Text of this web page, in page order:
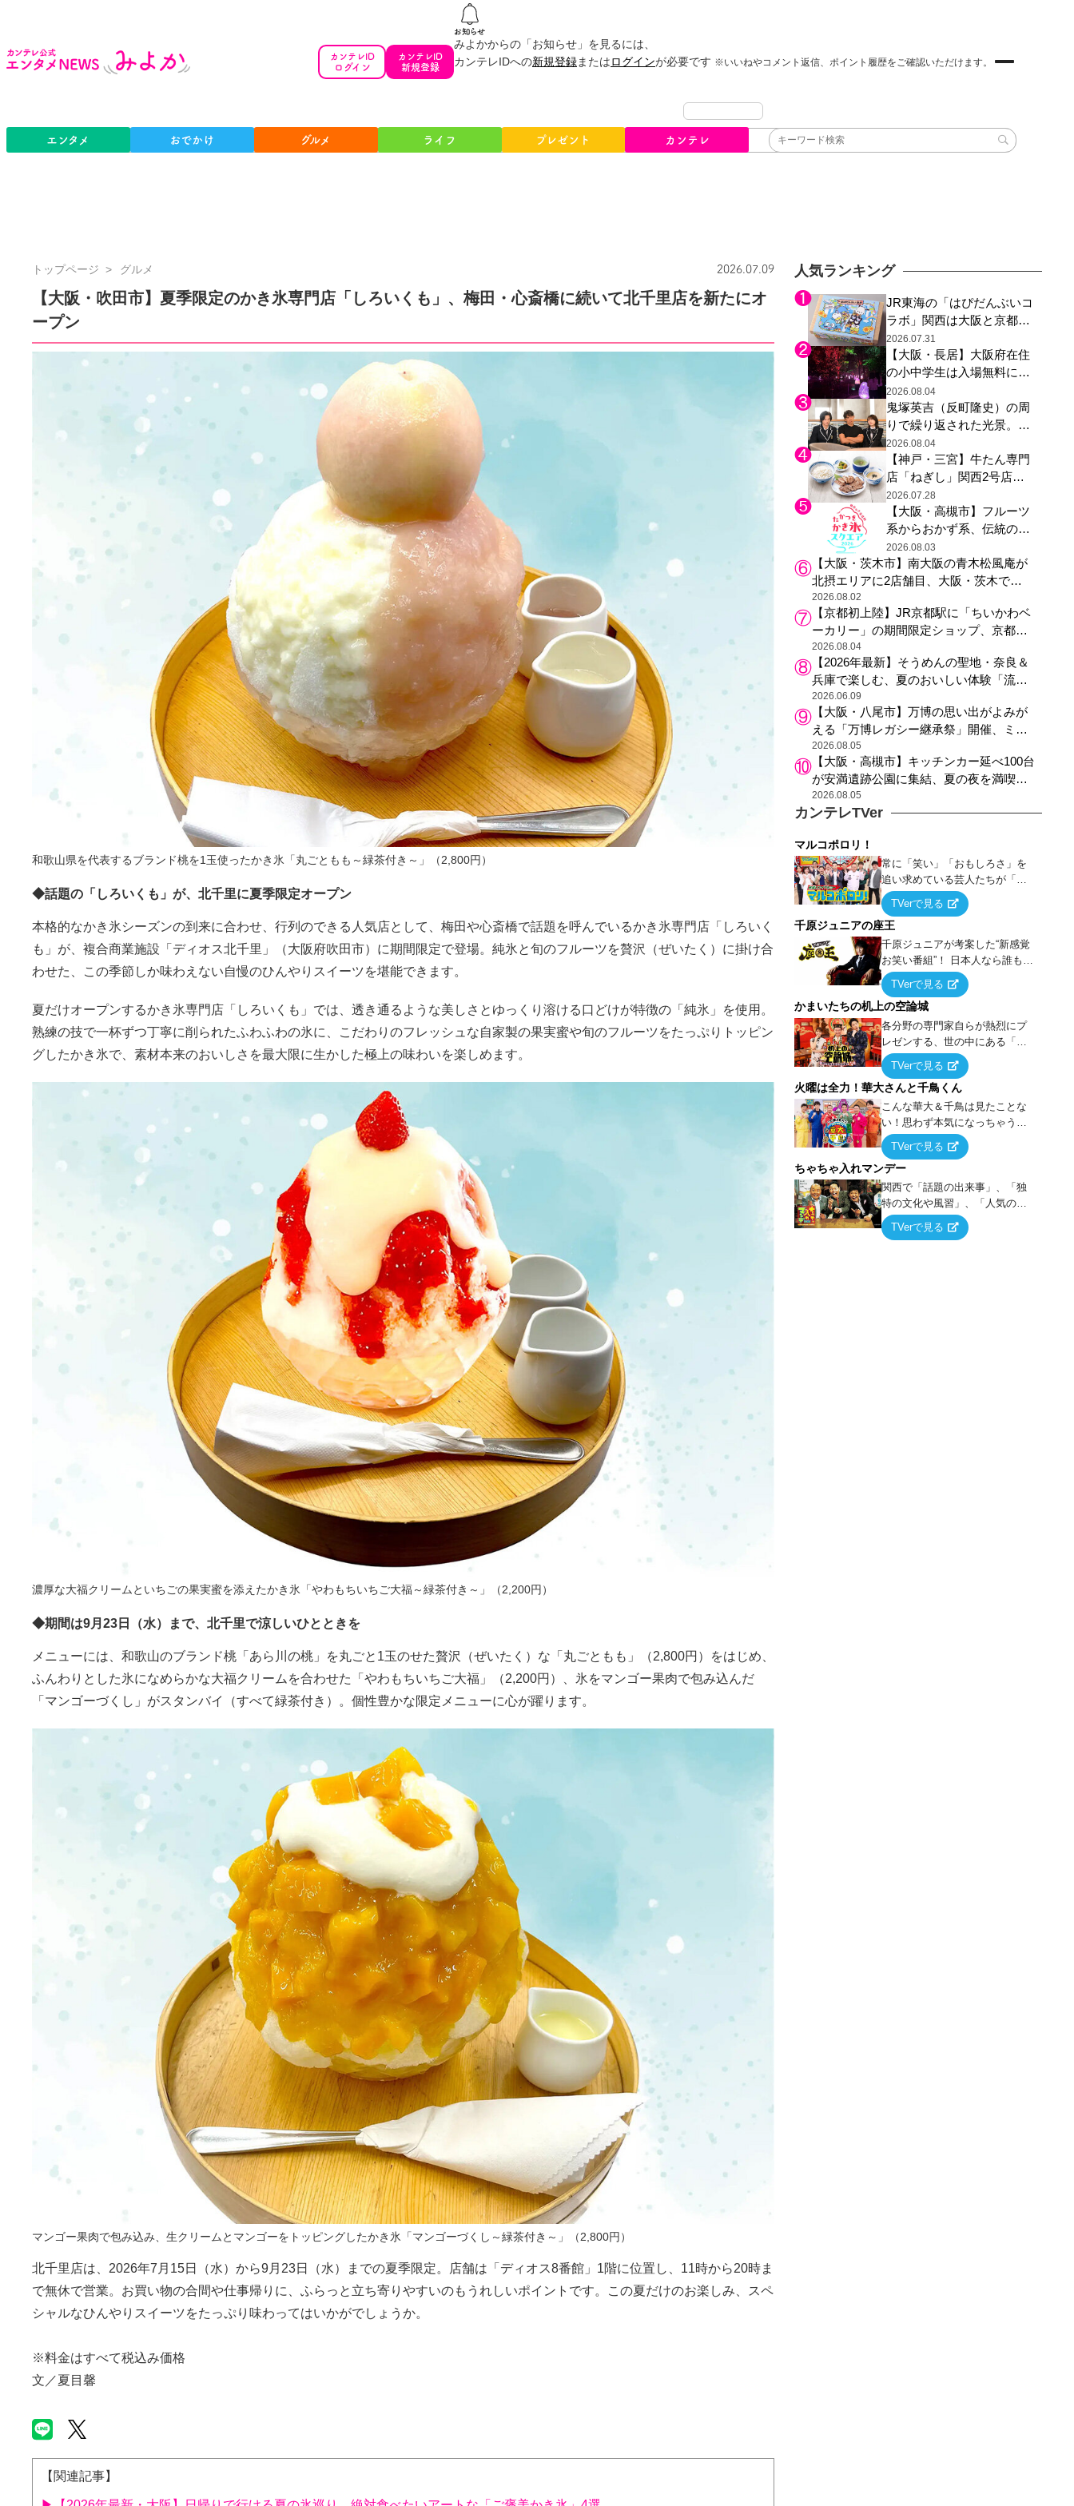
カンテレID
ログイン
カンテレID
新規登録
みよかからの「お知らせ」を見るには、
カンテレIDへの新規登録またはログインが必要です ※いいねやコメント返信、ポイント履歴をご確認いただけます。
エンタメ おでかけ グルメ ライフ プレゼント カンテレ
トップページ カ
テ
「
よ
グルメ 2026.07.09
【大阪・吹田市】夏季限定のかき氷専門店「しろいくも」、梅田・心斎橋に続いて北千里店を新たにオ
ープン
和歌山県を代表するブランド桃を1玉使ったかき氷「丸ごともも～緑茶付き～」（2,800円）
◆話題の「しろいくも」が、北千里に夏季限定オープン
本格的なかき氷シーズンの到来に合わせ、行列のできる人気店として、梅田や心斎橋で話題を呼んでいるかき氷専門店「しろいく
も」が、複合商業施設「ディオス北千里」（大阪府吹田市）に期間限定で登場。純氷と旬のフルーツを贅沢（ぜいたく）に掛け合
わせた、この季節しか味わえない自慢のひんやりスイーツを堪能できます。
夏だけオープンするかき氷専門店「しろいくも」では、透き通るような美しさとゆっくり溶ける口どけが特徴の「純氷」を使用。
熟練の技で一杯ずつ丁寧に削られたふわふわの氷に、こだわりのフレッシュな自家製の果実蜜や旬のフルーツをたっぷりトッピン
グしたかき氷で、素材本来のおいしさを最大限に生かした極上の味わいを楽しめます。
濃厚な大福クリームといちごの果実蜜を添えたかき氷「やわもちいちご大福～緑茶付き～」（2,200円）
◆期間は9月23日（水）まで、北千里で涼しいひとときを
メニューには、和歌山のブランド桃「あら川の桃」を丸ごと1玉のせた贅沢（ぜいたく）な「丸ごともも」（2,800円）をはじめ、
ふんわりとした氷になめらかな大福クリームを合わせた「やわもちいちご大福」（2,200円）、氷をマンゴー果肉で包み込んだ
「マンゴーづくし」がスタンバイ（すべて緑茶付き）。個性豊かな限定メニューに心が躍ります。
マンゴー果肉で包み込み、生クリームとマンゴーをトッピングしたかき氷「マンゴーづくし～緑茶付き～」（2,800円）
北千里店は、2026年7月15日（水）から9月23日（水）までの夏季限定。店舗は「ディオス8番館」1階に位置し、11時から20時ま
で無休で営業。お買い物の合間や仕事帰りに、ふらっと立ち寄りやすいのもうれしいポイントです。この夏だけのお楽しみ、スペ
シャルなひんやりスイーツをたっぷり味わってはいかがでしょうか。
※料金はすべて税込み価格
文／夏目馨
【関連記事】
人気ランキング
JR東海の「はぴだんぶいコ
ラボ」関西は大阪と京都の
み、日焼けしたポチャッコ
らサンリオキャラが描かれ
た駅弁やグッズが登場
2026.07.31
【大阪・長居】大阪府在住
の小中学生は入場無料に、
チームラボが「夏休みの自
由研究の課題に」と「ボタ
ニカルガーデン 大阪」へ招
待
2026.08.04
鬼塚英吉（反町隆史）の周
りで繰り返された光景。ド
ラマ『GTO』第３話で光っ
た演出の巧みさ
2026.08.04
【神戸・三宮】牛たん専門
店「ねぎし」関西2号店が
登場、ファンら「8月が待
ち遠しい」と早くから注目
2026.07.28
【大阪・高槻市】フルーツ
系からおかず系、伝統の天
然氷まで人気店が集結、高
槻阪急スクエアで「かき
氷」祭り
2026.08.03
【大阪・茨木市】南大阪の青木松風庵が
北摂エリアに2店舗目、大阪・茨木で
も“焼きたて”の月化粧が食べられる
2026.08.02
【京都初上陸】JR京都駅に「ちいかわベ
ーカリー」の期間限定ショップ、京都の
銘菓“おたべ”との限定コラボも
2026.08.04
【2026年最新】そうめんの聖地・奈良＆
兵庫で楽しむ、夏のおいしい体験「流し
そうめん体験」おすすめ3選
2026.06.09
【大阪・八尾市】万博の思い出がよみが
える「万博レガシー継承祭」開催、ミャ
クミャク登場、大屋根リング木材展示も
2026.08.05
【大阪・高槻市】キッチンカー延べ100台
が安満遺跡公園に集結、夏の夜を満喫す
る4日間のグルメイベント
2026.08.05
カンテレTVer
マルコポロリ！
常に「笑い」「おもしろさ」を
追い求めている芸人たちが「芸
能界」という大海原に漕ぎ出で
て、新たなオモシロ人間を発掘
する！
TVerで見る
千原ジュニアの座王
千原ジュニアが考案した“新感覚
お笑い番組”！ 日本人なら誰もが
馴染みのある『イス取りゲー
ム』をベースに、大喜利・ギャ
グ・モノボケ・歌…など様々な
お題で芸人がショートネタを競
い合う！
TVerで見る
かまいたちの机上の空論城
各分野の専門家自らが熱烈にプ
レゼンする、世の中にある「試
したことはないが、やってみた
らこうなる！…ハズ」という“机
上の空論”に若手芸人らがカラダ
を張って挑む！
TVerで見る
火曜は全力！華大さんと千鳥くん
こんな華大＆千鳥は見たことな
い！思わず本気になっちゃうゲ
ームに挑戦するバラエティー！
TVerで見る
ちゃちゃ入れマンデー
関西で「話題の出来事」、「独
特の文化や風習」、「人気の行
列ができる店」などあらゆるテ
ーマについて好き放題にちゃち
TVerで見る